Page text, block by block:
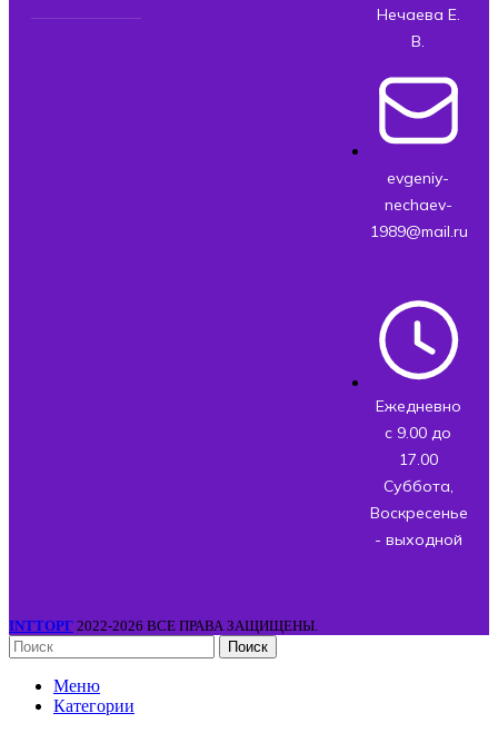
Нечаева Е.
В.
evgeniy-
nechaev-
1989@mail.ru
Ежедневно
с 9.00 до
17.00
Суббота,
Воскресенье
- выходной
INTТОРГ 2022-2026 ВСЕ ПРАВА ЗАЩИЩЕНЫ.
Поиск
Меню
Категории